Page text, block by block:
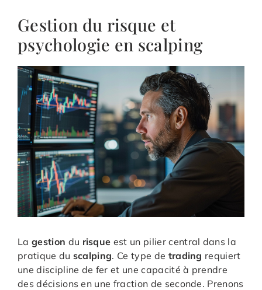
Gestion du risque et
psychologie en scalping
La gestion du risque est un pilier central dans la
pratique du scalping. Ce type de trading requiert
une discipline de fer et une capacité à prendre
des décisions en une fraction de seconde. Prenons